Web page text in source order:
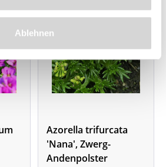
Ablehnen
Azorella trifurcata
'Nana', Zwerg-
Andenpolster